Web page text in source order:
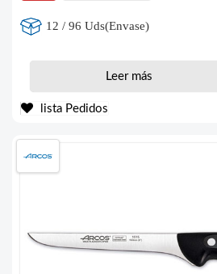
12 / 96 Uds(Envase)
Leer más
lista Pedidos